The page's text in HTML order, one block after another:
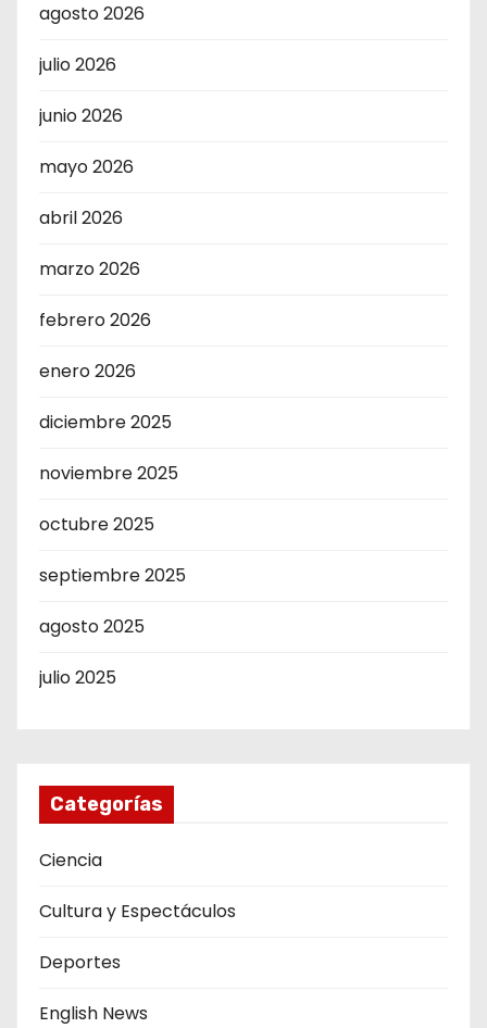
agosto 2026
julio 2026
junio 2026
mayo 2026
abril 2026
marzo 2026
febrero 2026
enero 2026
diciembre 2025
noviembre 2025
octubre 2025
septiembre 2025
agosto 2025
julio 2025
Categorías
Ciencia
Cultura y Espectáculos
Deportes
English News